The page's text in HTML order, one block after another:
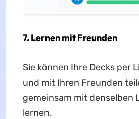
7.Lernen mit Freunden
Sie können Ihre Decks per
und mit Ihren Freunden
gemeinsam mit denselben
lernen.